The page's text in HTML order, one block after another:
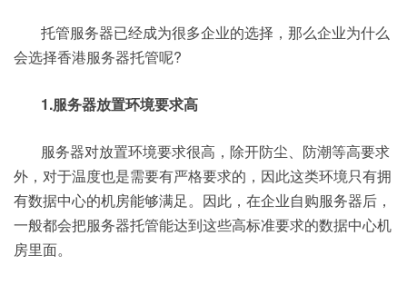
托管服务器已经成为很多企业的选择，那么企业为什么
会选择香港服务器托管呢?
1.服务器放置环境要求高
服务器对放置环境要求很高，除开防尘、防潮等高要求
外，对于温度也是需要有严格要求的，因此这类环境只有拥
有数据中心的机房能够满足。因此，在企业自购服务器后，
一般都会把服务器托管能达到这些高标准要求的数据中心机
房里面。